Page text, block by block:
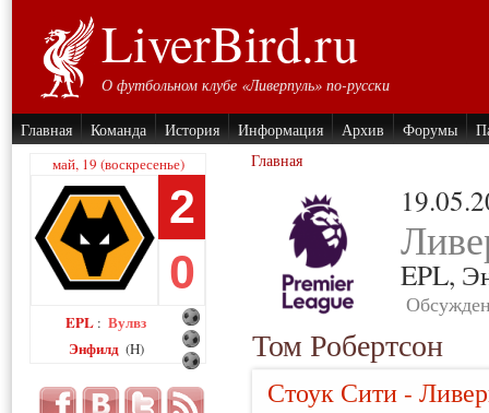
LiverBird.ru
О футбольном клубе «Ливерпуль» по-русски
Главная Команда История Информация Архив Форумы
май, 19 (воскресенье)
2
0
EPL : Вулвз
Энфилд (H)
Главная
EPL,
Том Робертсон
Стоук Сити -